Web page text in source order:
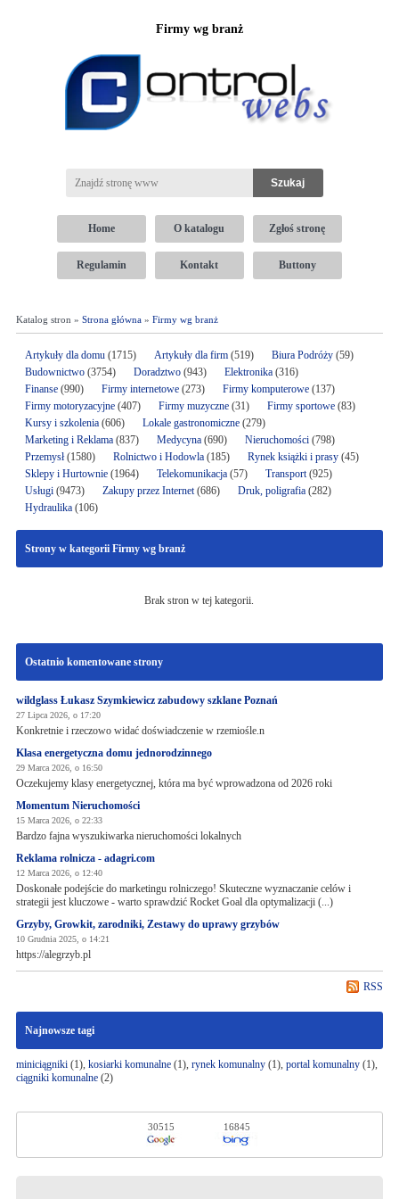
Firmy wg branż
Home O katalogu Zgłoś stronę
Regulamin Kontakt Buttony
Katalog stron » Strona główna» Firmy wg branż
Artykuły dla domu(1715) Artykuły dla firm(519) Biura Podróży(59)
Budownictwo(3754) Doradztwo(943) Elektronika (316)
Finanse(990) Firmy internetowe (273) Firmy komputerowe(137)
Firmy motoryzacyjne(407) Firmy muzyczne(31) Firmy sportowe(83)
Kursy i szkolenia(606) Lokale gastronomiczne(279)
Marketing i Reklama(837) Medycyna(690) Nieruchomości(798)
Przemysł(1580) Rolnictwo i Hodowla(185) Rynek książki i prasy(45)
Sklepy i Hurtownie(1964) Telekomunikacja(57) Transport(925)
Usługi(9473) Zakupy przez Internet(686) Druk, poligrafia(282)
Hydraulika(106)
Strony w kategorii Firmy wg branż
Brak stron w tej kategorii.
Ostatnio komentowane strony
wildglass Łukasz Szymkiewicz zabudowy szklane Poznań
27 Lipca 2026, o 17:20
Konkretnie i rzeczowo widać doświadczenie w rzemiośle.n
Klasa energetyczna domu jednorodzinnego
29 Marca 2026, o 16:50
Oczekujemy klasy energetycznej, która ma być wprowadzona od 2026 roki
Momentum Nieruchomości
15 Marca 2026, o 22:33
Bardzo fajna wyszukiwarka nieruchomości lokalnych
Reklama rolnicza - adagri.com
12 Marca 2026, o 12:40
Doskonałe podejście do marketingu rolniczego! Skuteczne wyznaczanie celów i
strategii jest kluczowe - warto sprawdzić Rocket Goal dla optymalizacji (...)
Grzyby, Growkit, zarodniki, Zestawy do uprawy grzybów
10 Grudnia 2025, o 14:21
https://alegrzyb.pl
RSS
Najnowsze tagi
miniciągniki(1), kosiarki komunalne(1), rynek komunalny(1), portal komunalny(1),
ciągniki komunalne(2)
30515 16845